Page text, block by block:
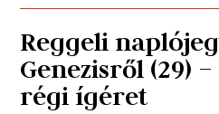
Reggeli
Genezisről (29)
régi ígéret